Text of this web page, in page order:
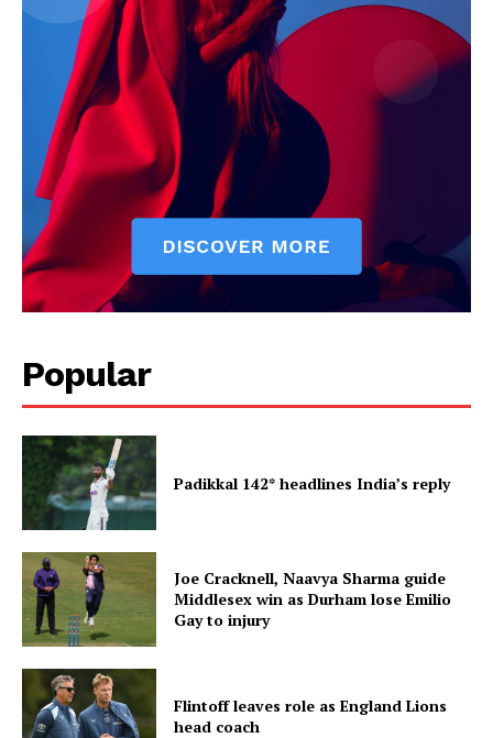
Popular
Padikkal 142* headlines India’s reply
Joe Cracknell, Naavya Sharma guide
Middlesex win as Durham lose Emilio
Gay to injury
Flintoff leaves role as England Lions
head coach